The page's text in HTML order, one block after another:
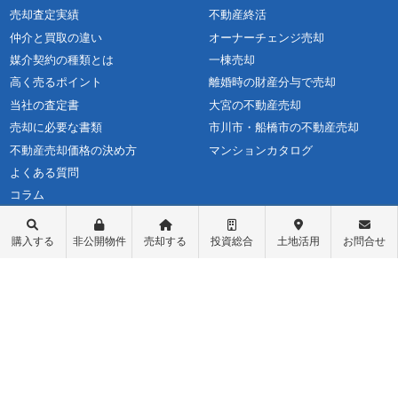
売却査定実績
仲介と買取の違い
媒介契約の種類とは
高く売るポイント
当社の査定書
売却に必要な書類
不動産売却価格の決め方
よくある質問
コラム
不動産終活
オーナーチェンジ売却
一棟売却
離婚時の財産分与で売却
大宮の不動産売却
市川市・船橋市の不動産売却
マンションカタログ
購入する 非公開物件 売却する 投資総合 土地活用 お問合せ